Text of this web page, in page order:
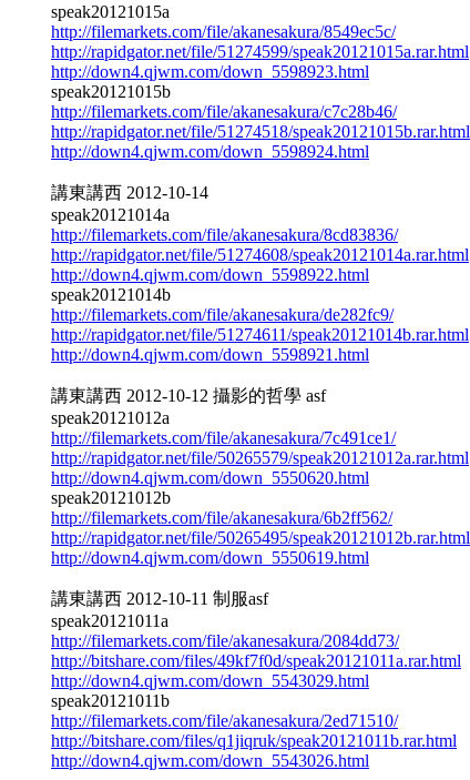
speak20121015a
http://filemarkets.com/file/akanesakura/8549ec5c/
http://rapidgator.net/file/51274599/speak20121015a.rar.html
http://down4.qjwm.com/down_5598923.html
speak20121015b
http://filemarkets.com/file/akanesakura/c7c28b46/
http://rapidgator.net/file/51274518/speak20121015b.rar.html
http://down4.qjwm.com/down_5598924.html
講東講西 2012-10-14
speak20121014a
http://filemarkets.com/file/akanesakura/8cd83836/
http://rapidgator.net/file/51274608/speak20121014a.rar.html
http://down4.qjwm.com/down_5598922.html
speak20121014b
http://filemarkets.com/file/akanesakura/de282fc9/
http://rapidgator.net/file/51274611/speak20121014b.rar.html
http://down4.qjwm.com/down_5598921.html
講東講西 2012-10-12 攝影的哲學 asf
speak20121012a
http://filemarkets.com/file/akanesakura/7c491ce1/
http://rapidgator.net/file/50265579/speak20121012a.rar.html
http://down4.qjwm.com/down_5550620.html
speak20121012b
http://filemarkets.com/file/akanesakura/6b2ff562/
http://rapidgator.net/file/50265495/speak20121012b.rar.html
http://down4.qjwm.com/down_5550619.html
講東講西 2012-10-11 制服asf
speak20121011a
http://filemarkets.com/file/akanesakura/2084dd73/
http://bitshare.com/files/49kf7f0d/speak20121011a.rar.html
http://down4.qjwm.com/down_5543029.html
speak20121011b
http://filemarkets.com/file/akanesakura/2ed71510/
http://bitshare.com/files/q1jiqruk/speak20121011b.rar.html
http://down4.qjwm.com/down_5543026.html